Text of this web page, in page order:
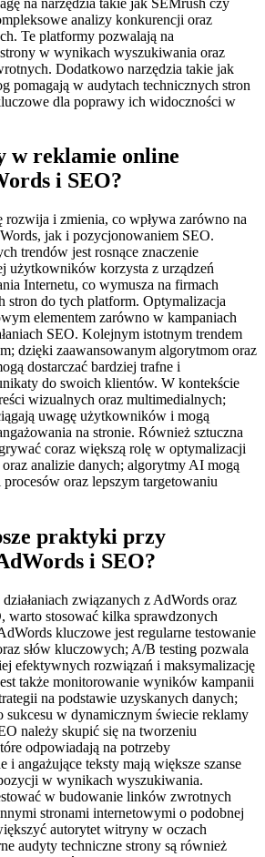
analizy konkurencji oraz
Te platformy pozwalają na
w wynikach wyszukiwania oraz
Dodatkowo narzędzia takie jak
pomagają w audytach technicznych stron
dla poprawy ich widoczności w
w reklamie online
i SEO?
rozwija i zmienia, co wpływa zarówno na
jak i pozycjonowaniem SEO.
trendów jest rosnące znaczenie
użytkowników korzysta z urządzeń
Internetu, co wymusza na firmach
stron do tych platform. Optymalizacja
elementem zarówno w kampaniach
SEO. Kolejnym istotnym trendem
dzięki zaawansowanym algorytmom oraz
dostarczać bardziej trafne i
do swoich klientów. W kontekście
wizualnych oraz multimedialnych;
uwagę użytkowników i mogą
na stronie. Również sztuczna
coraz większą rolę w optymalizacji
analizie danych; algorytmy AI mogą
oraz lepszym targetowaniu
praktyki przy
i SEO?
związanych z AdWords oraz
warto stosować kilka sprawdzonych
kluczowe jest regularne testowanie
słów kluczowych; A/B testing pozwala
efektywnych rozwiązań i maksymalizację
także monitorowanie wyników kampanii
na podstawie uzyskanych danych;
sukcesu w dynamicznym świecie reklamy
należy skupić się na tworzeniu
odpowiadają na potrzeby
angażujące teksty mają większe szanse
w wynikach wyszukiwania.
w budowanie linków zwrotnych
stronami internetowymi o podobnej
autorytet witryny w oczach
audyty techniczne strony są również